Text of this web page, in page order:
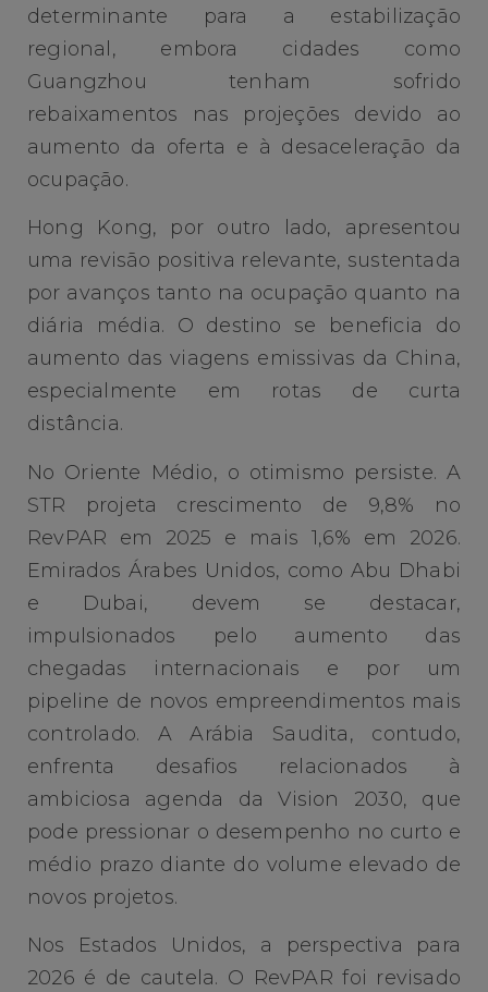
determinante para a estabilização
regional, embora cidades como
Guangzhou tenham sofrido
rebaixamentos nas projeções devido ao
aumento da oferta e à desaceleração da
ocupação.
Hong Kong, por outro lado, apresentou
uma revisão positiva relevante, sustentada
por avanços tanto na ocupação quanto na
diária média. O destino se beneficia do
aumento das viagens emissivas da China,
especialmente em rotas de curta
distância.
No Oriente Médio, o otimismo persiste. A
STR projeta crescimento de 9,8% no
RevPAR em 2025 e mais 1,6% em 2026.
Emirados Árabes Unidos, como Abu Dhabi
e Dubai, devem se destacar,
impulsionados pelo aumento das
chegadas internacionais e por um
pipeline de novos empreendimentos mais
controlado. A Arábia Saudita, contudo,
enfrenta desafios relacionados à
ambiciosa agenda da Vision 2030, que
pode pressionar o desempenho no curto e
médio prazo diante do volume elevado de
novos projetos.
Nos Estados Unidos, a perspectiva para
2026 é de cautela. O RevPAR foi revisado